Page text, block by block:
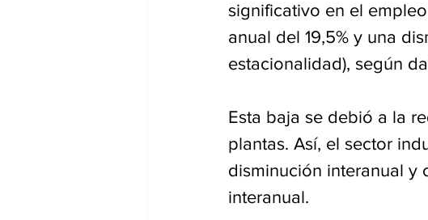
significativo en el
anual del 19,5% y una
estacionalidad), según
Esta baja se debió a la
plantas. Así, el sector
disminución interanual y
interanual.